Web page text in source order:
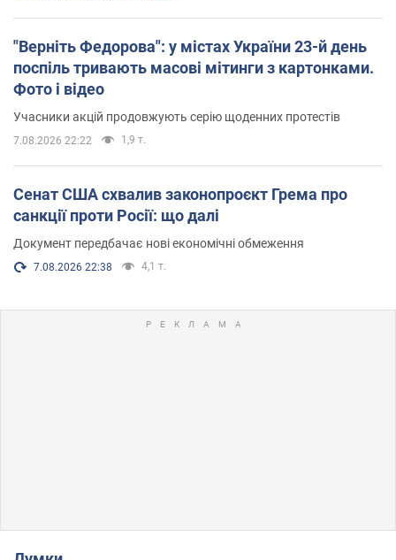
"Верніть Федорова": у містах України 23-й день
поспіль тривають масові мітинги з картонками.
Фото і відео
Учасники акцій продовжують серію щоденних протестів
7.08.2026 22:22 1,9 т.
Сенат США схвалив законопроєкт Грема про
санкції проти Росії: що далі
Документ передбачає нові економічні обмеження
7.08.2026 22:38 4,1 т.